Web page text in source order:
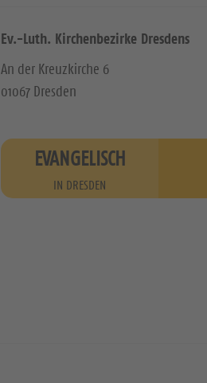
Ev.-Luth. Kirchenbezirke Dresdens
An der Kreuzkirche 6
01067 Dresden
EVANGELISCH
IN DRESDEN